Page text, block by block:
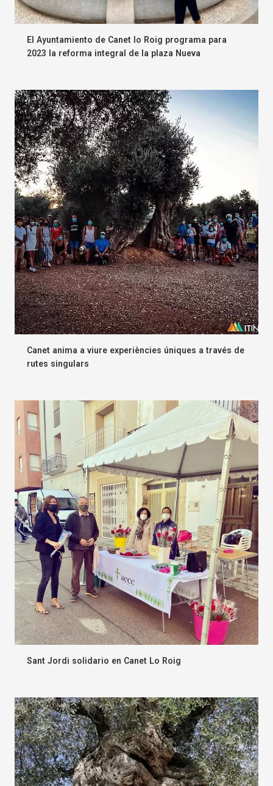
El Ayuntamiento de Canet lo Roig programa para
2023 la reforma integral de la plaza Nueva
Canet anima a viure experiències úniques a través de
rutes singulars
Sant Jordi solidario en Canet Lo Roig